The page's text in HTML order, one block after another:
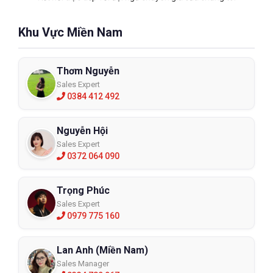
tay trước chất lỏng thủy lực, xăng, rượu, axit hữu cơ, kiềm,
Găng tay cao su chống hóa chất Nitrile
Khu Vực Miền Nam
Thơm Nguyễn
Sales Expert
0384 412 492
Nguyễn Hội
Sales Expert
0372 064 090
Trọng Phúc
Sales Expert
0979 775 160
Lan Anh (Miền Nam)
Sales Manager